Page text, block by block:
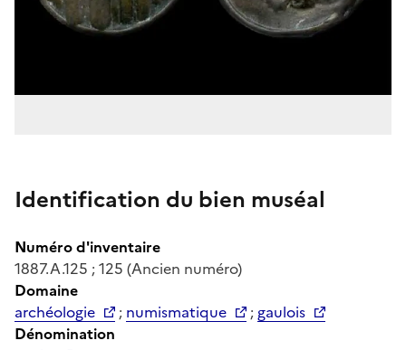
Identification du bien muséal
Numéro d'inventaire
1887.A.125 ; 125 (Ancien numéro)
Domaine
archéologie
; numismatique ; gaulois
Dénomination